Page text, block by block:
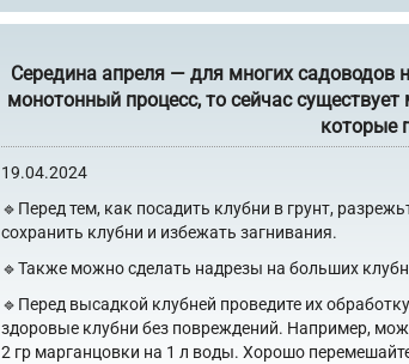
Середина апреля — для многих садоводов
монотонный процесс, то сейчас
которые
19.04.2024
🔹Перед тем, как посадить клубни в грунт,
сохранить клубни и избежать загнивания.
🔹Также можно сделать надрезы на больших
🔹Перед высадкой клубней проведите их
здоровые клубни без повреждений. Например,
2 гр марганцовки на 1 л воды. Хорошо